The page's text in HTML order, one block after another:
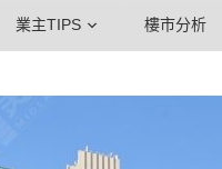
業主TIPS 樓市分析